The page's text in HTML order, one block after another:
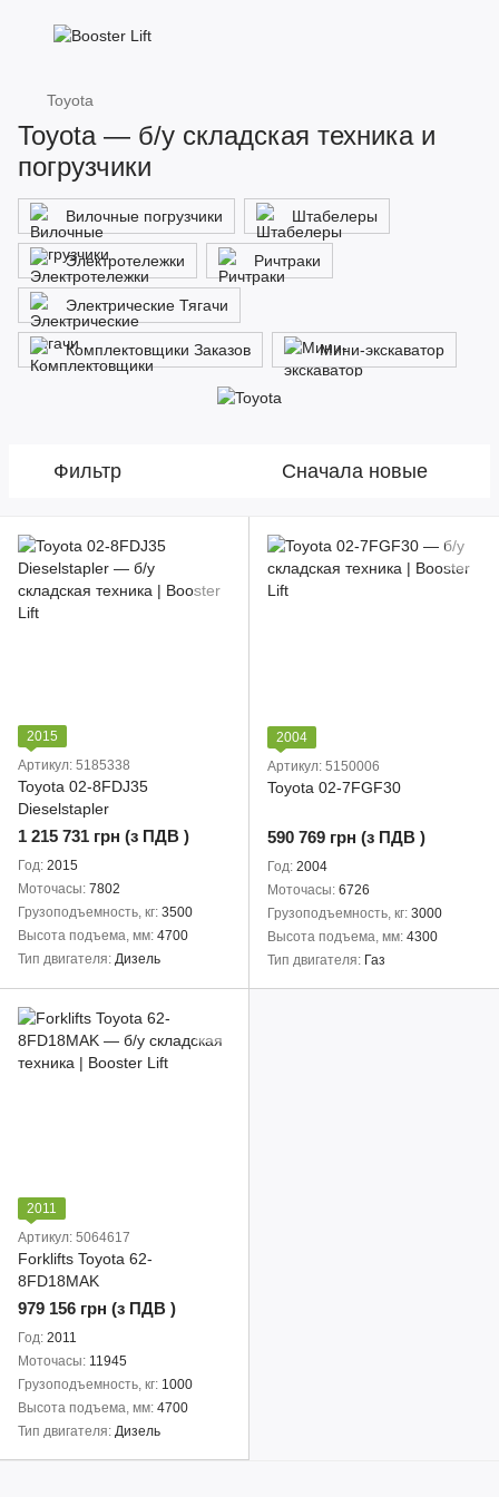
Toyota
Toyota — б/у складская техника и
погрузчики
Вилочные погрузчики Штабелеры
Электротележки Ричтраки
Электрические Тягачи
Комплектовщики Заказов Мини-экскаватор
Фильтр Сначала новые
2015
Артикул: 5185338
Toyota 02-8FDJ35
Dieselstapler
1 215 731 грн (з ПДВ )
Год 2015
Моточасы 7802
Грузоподъемность, кг 3500
Высота подъема, мм 4700
Тип двигателя Дизель
2004
Артикул: 5150006
Toyota 02-7FGF30
590 769 грн (з ПДВ )
Год 2004
Моточасы 6726
Грузоподъемность, кг 3000
Высота подъема, мм 4300
Тип двигателя
Газ
2011
Артикул: 5064617
Forklifts Toyota 62-
8FD18MAK
979 156 грн (з ПДВ )
Год 2011
Моточасы 11945
Грузоподъемность, кг 1000
Высота подъема, мм 4700
Тип двигателя Дизель